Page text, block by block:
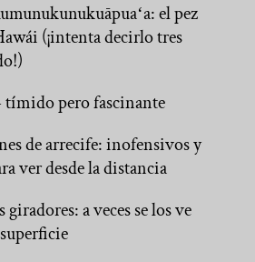
el pez
(¡intenta decirlo tres
tímido pero fascinante
de arrecife: inofensivos y
ver desde la distancia
a veces se los ve